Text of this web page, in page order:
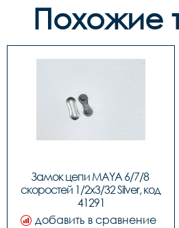
Похожие
Замок цепи MAYA 6/7/8
скоростей 1/2x3/32 Silver, код
41291
добавить в сравнение